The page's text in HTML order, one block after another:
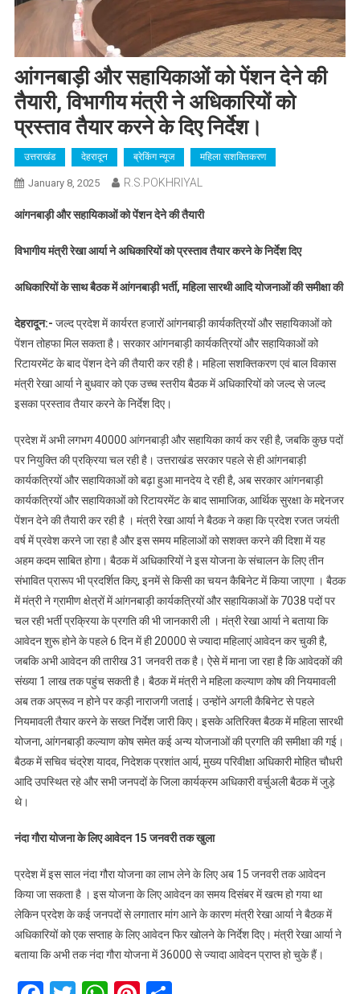
आंगनबाड़ी और सहायिकाओं को पेंशन देने की
तैयारी, विभागीय मंत्री ने अधिकारियों को
प्रस्ताव तैयार करने के दिए निर्देश।
उत्तराखंड देहरादून ब्रेकिंग न्यूज महिला सशक्तिकरण
January 8, 2025 R.S.POKHRIYAL
आंगनबाड़ी और सहायिकाओं को पेंशन देने की तैयारी
विभागीय मंत्री रेखा आर्या ने अधिकारियों को प्रस्ताव तैयार करने के निर्देश दिए
अधिकारियों के साथ बैठक में आंगनबाड़ी भर्ती, महिला सारथी आदि योजनाओं की समीक्षा की
देहरादून:- जल्द प्रदेश में कार्यरत हजारों आंगनबाड़ी कार्यकत्रियों और सहायिकाओं को
पेंशन तोहफा मिल सकता है। सरकार आंगनबाड़ी कार्यकत्रियों और सहायिकाओं को
रिटायरमेंट के बाद पेंशन देने की तैयारी कर रही है। महिला सशक्तिकरण एवं बाल विकास
मंत्री रेखा आर्या ने बुधवार को एक उच्च स्तरीय बैठक में अधिकारियों को जल्द से जल्द
इसका प्रस्ताव तैयार करने के निर्देश दिए।
प्रदेश में अभी लगभग 40000 आंगनबाड़ी और सहायिका कार्य कर रही है, जबकि कुछ पदों
पर नियुक्ति की प्रक्रिया चल रही है। उत्तराखंड सरकार पहले से ही आंगनबाड़ी
कार्यकत्रियों और सहायिकाओं को बढ़ा हुआ मानदेय दे रही है, अब सरकार आंगनबाड़ी
कार्यकत्रियों और सहायिकाओं को रिटायरमेंट के बाद सामाजिक, आर्थिक सुरक्षा के मद्देनजर
पेंशन देने की तैयारी कर रही है । मंत्री रेखा आर्या ने बैठक ने कहा कि प्रदेश रजत जयंती
वर्ष में प्रवेश करने जा रहा है और इस समय महिलाओं को सशक्त करने की दिशा में यह
अहम कदम साबित होगा। बैठक में अधिकारियों ने इस योजना के संचालन के लिए तीन
संभावित प्रारूप भी प्रदर्शित किए, इनमें से किसी का चयन कैबिनेट में किया जाएगा । बैठक
में मंत्री ने ग्रामीण क्षेत्रों में आंगनबाड़ी कार्यकत्रियों और सहायिकाओं के 7038 पदों पर
चल रही भर्ती प्रक्रिया के प्रगति की भी जानकारी ली । मंत्री रेखा आर्या ने बताया कि
आवेदन शुरू होने के पहले 6 दिन में ही 20000 से ज्यादा महिलाएं आवेदन कर चुकी है,
जबकि अभी आवेदन की तारीख 31 जनवरी तक है। ऐसे में माना जा रहा है कि आवेदकों की
संख्या 1 लाख तक पहुंच सकती है। बैठक में मंत्री ने महिला कल्याण कोष की नियमावली
अब तक अप्रूव न होने पर कड़ी नाराजगी जताई। उन्होंने अगली कैबिनेट से पहले
नियमावली तैयार करने के सख्त निर्देश जारी किए। इसके अतिरिक्त बैठक में महिला सारथी
योजना, आंगनबाड़ी कल्याण कोष समेत कई अन्य योजनाओं की प्रगति की समीक्षा की गई।
बैठक में सचिव चंद्रेश यादव, निदेशक प्रशांत आर्य, मुख्य परिवीक्षा अधिकारी मोहित चौधरी
आदि उपस्थित रहे और सभी जनपदों के जिला कार्यक्रम अधिकारी वर्चुअली बैठक में जुड़े
थे।
नंदा गौरा योजना के लिए आवेदन 15 जनवरी तक खुला
प्रदेश में इस साल नंदा गौरा योजना का लाभ लेने के लिए अब 15 जनवरी तक आवेदन
किया जा सकता है । इस योजना के लिए आवेदन का समय दिसंबर में खत्म हो गया था
लेकिन प्रदेश के कई जनपदों से लगातार मांग आने के कारण मंत्री रेखा आर्या ने बैठक में
अधिकारियों को एक सप्ताह के लिए आवेदन फिर खोलने के निर्देश दिए। मंत्री रेखा आर्या ने
बताया कि अभी तक नंदा गौरा योजना में 36000 से ज्यादा आवेदन प्राप्त हो चुके हैं।